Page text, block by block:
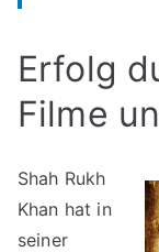
Erfolg
Filme
Shah Rukh
Khan hat in
seiner